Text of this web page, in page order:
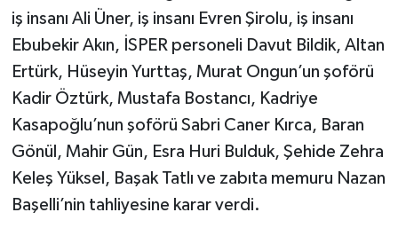
iş insanı Ali Üner, iş insanı Evren Şirolu, iş insanı
Ebubekir Akın, İSPER personeli Davut Bildik, Altan
Ertürk, Hüseyin Yurttaş, Murat Ongun’un şoförü
Kadir Öztürk, Mustafa Bostancı, Kadriye
Kasapoğlu’nun şoförü Sabri Caner Kırca, Baran
Gönül, Mahir Gün, Esra Huri Bulduk, Şehide Zehra
Keleş Yüksel, Başak Tatlı ve zabıta memuru Nazan
Başelli’nin tahliyesine karar verdi.